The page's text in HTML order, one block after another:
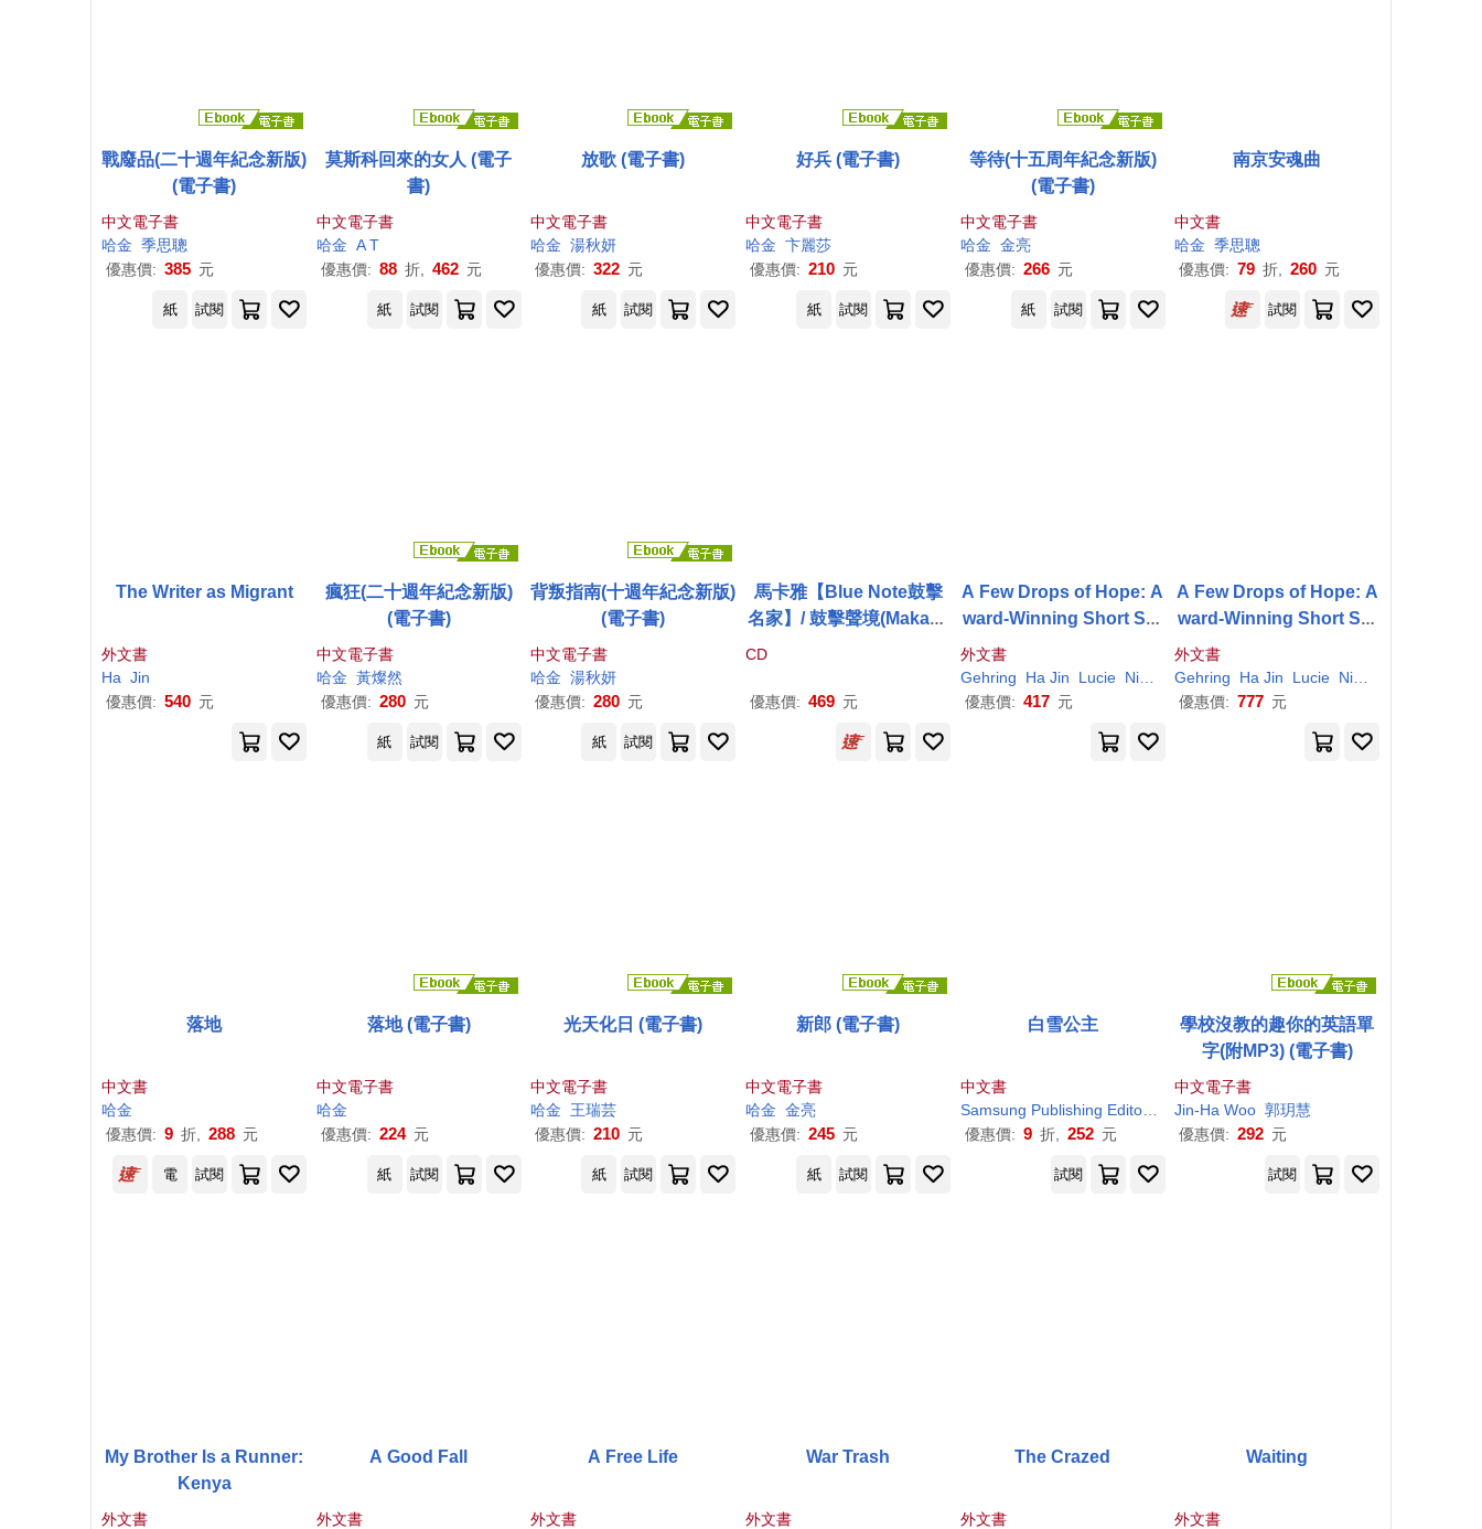
戰廢品(二十週年紀念新版)
(電子書)
中文電子書
哈金 季思聰
優惠價: 385 元
莫斯科回來的女人 (電子
書)
中文電子書
哈金 A T
優惠價: 88 折, 462 元
放歌 (電子書)
中文電子書
哈金 湯秋妍
優惠價: 322 元
好兵 (電子書)
中文電子書
哈金 卞麗莎
優惠價: 210 元
等待(十五周年紀念新版)
(電子書)
中文電子書
哈金 金亮
優惠價: 266 元
南京安魂曲
中文書
哈金 季思聰
優惠價: 79 折, 260 元
紙 試閱 紙 試閱 紙 試閱 紙 試閱 紙 試閱 試閱
The Writer as Migrant
外文書
Ha Jin
優惠價: 540 元
瘋狂(二十週年紀念新版)
(電子書)
中文電子書
哈金 黃燦然
優惠價: 280 元
背叛指南(十週年紀念新版)
(電子書)
中文電子書
哈金 湯秋妍
優惠價: 280 元
馬卡雅【Blue Note鼓擊
名家】/ 鼓擊聲境(Makaya
McCraven / Deciphering
CD
優惠價: 469 元
A Few Drops of Hope: A
ward-Winning Short Sto
ries by Tween Writers
外文書
Gehring
Ha Jin Lucie Nico Cordonier Oh Sung
優惠價: 417 元
A Few Drops of Hope: A
ward-Winning Short Sto
ries by Tween Writers
外文書
Gehring
Ha Jin Lucie Nico Cordonier
優惠價: 777 元
紙 試閱 紙 試閱
落地
中文書
哈金
優惠價: 9 折, 288 元
落地 (電子書)
中文電子書
哈金
優惠價: 224 元
光天化日 (電子書)
中文電子書
哈金
王瑞芸
優惠價: 210 元
新郎 (電子書)
中文電子書
哈金 金亮
優惠價: 245 元
白雪公主
中文書
Samsung Publishing Editorial Team
JungHa-Jin(정하진)
優惠價: 9 折, 252 元
學校沒教的趣你的英語單
字(附MP3) (電子書)
中文電子書
Jin-Ha Woo 郭玥慧
優惠價: 292 元
電 試閱 紙 試閱 紙 試閱 紙 試閱 試閱 試閱
My Brother Is a Runner:
Kenya
外文書
A Good Fall
外文書
A Free Life
外文書
War Trash
外文書
The Crazed
外文書
Waiting
外文書